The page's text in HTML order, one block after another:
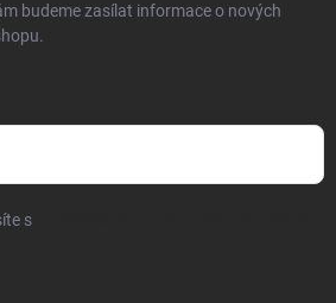
budeme zasílat informace o nových
s